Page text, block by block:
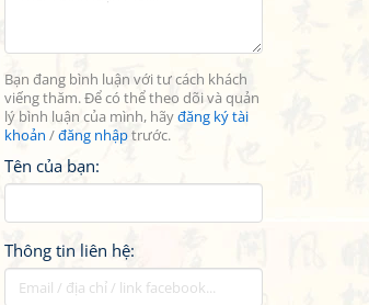
Bạn đang bình luận với tư cách khách
viếng thăm. Để có thể theo dõi và quản
lý bình luận của mình, hãyđăng ký tài
khoản /đăng nhậptrước.
Tên của bạn:
Thông tin liên hệ: